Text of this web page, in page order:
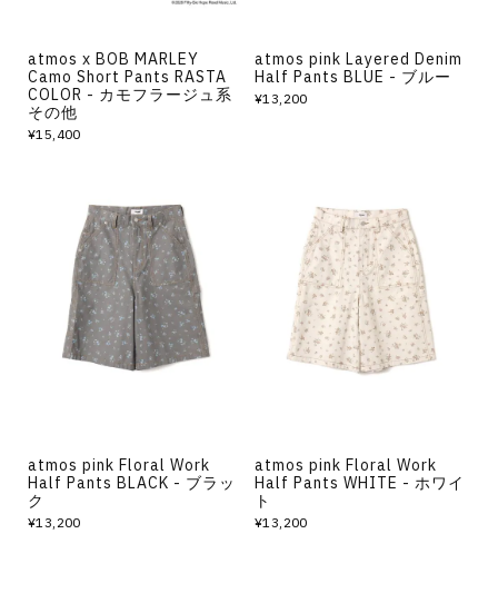
atmos x BOB MARLEY
Camo Short Pants RASTA
COLOR - カモフラージュ系
その他
¥15,400
atmos pink Layered Denim
Half Pants BLUE - ブルー
¥13,200
atmos pink Floral Work
Half Pants BLACK - ブラッ
ク
¥13,200
atmos pink Floral Work
Half Pants WHITE - ホワイ
ト
¥13,200